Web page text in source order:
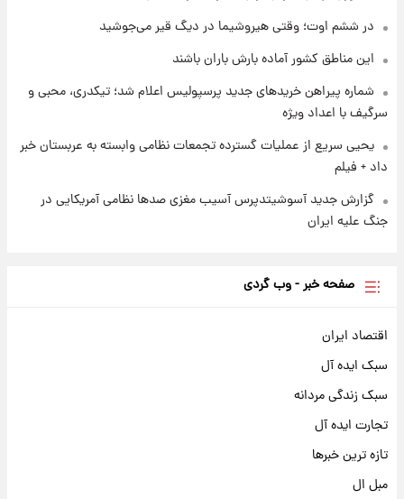
سیگنال‌های جدید برای بازار طلا؛ پیش‌بینی
قیمت سکه و طلا فردا
در ششم اوت؛ وقتی هیروشیما در دیگ قیر می‌جوشید
این مناطق کشور آماده بارش باران باشند
شماره پیراهن خریدهای جدید پرسپولیس اعلام شد؛ تیکدری، محبی و
سرگیف با اعداد ویژه
یحیی سریع از عملیات گسترده تجمعات نظامی وابسته به عربستان خبر
داد + فیلم
گزارش جدید آسوشیتدپرس آسیب مغزی صدها نظامی آمریکایی در
جنگ علیه ایران
صفحه خبر - وب گردی
اقتصاد ایران
سبک ایده آل
سبک زندگی مردانه
تجارت ایده آل
تازه ترین خبرها
مبل ال